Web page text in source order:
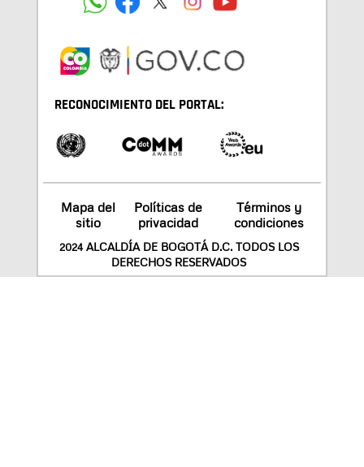
RECONOCIMIENTO DEL PORTAL:
Mapa del
sitio
Políticas de
privacidad
Términos y
condiciones
2024 ALCALDÍA DE BOGOTÁ D.C. TODOS LOS
DERECHOS RESERVADOS